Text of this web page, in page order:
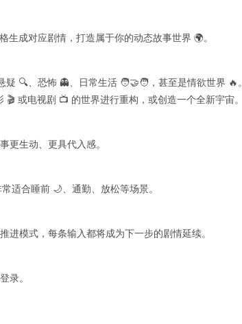
成对应剧情，打造属于你的动态故事世界 🌍。
🔍、恐怖 👻、日常生活 🧑‍🤝‍🧑，甚至是情欲世界 🔥。
或电视剧 📺 的世界进行重构，或创造一个全新宇宙。
更生动、更具代入感。
适合睡前 🌙、通勤、放松等场景。
模式，每条输入都将成为下一步的剧情延续。
录。